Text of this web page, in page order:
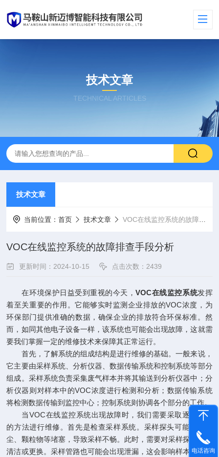
技术文章
TECHNICAL ARTICLES
技术文章
当前位置：首页 技术文章 VOC在线监控系统的故障排查手段分析
VOC在线监控系统的故障排查手段分析
更新时间：2024-10-15 点击次数：2439
在环境保护日益受到重视的今天，VOC在线监控系统发挥
着至关重要的作用。它能够实时监测企业排放的VOC浓度，为
环保部门提供准确的数据，确保企业的排放符合环保标准。然
而，如同其他电子设备一样，该系统也可能会出现故障，这就需
要我们掌握一定的维修技术来保障其正常运行。
首先，了解系统的组成结构是进行维修的基础。一般来说，
它主要由采样系统、分析仪器、数据传输系统和控制系统等部分
组成。采样系统负责采集废气样本并将其输送到分析仪器中；分
析仪器则对样本中的VOC浓度进行检测和分析；数据传输系统
将检测数据传输到监控中心；控制系统则协调各个部分的工作。
当VOC在线监控系统出现故障时，我们需要采取逐步排查
的方法进行维修。首先是检查采样系统。采样探头可能会被灰
尘、颗粒物等堵塞，导致采样不畅。此时，需要对采样探头进行
清洁或更换。采样管路也可能会出现泄漏，这会影响样本的采集
电话咨询